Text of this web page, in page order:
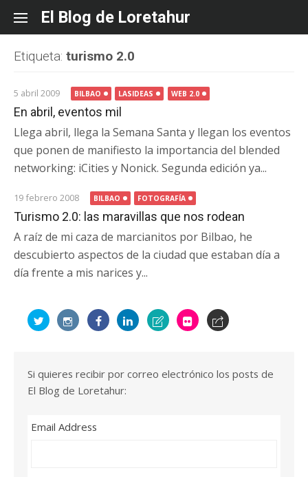
content
El Blog de Loretahur
Etiqueta: turismo 2.0
5 abril 2009 BILBAO LASIDEAS WEB 2.0
En abril, eventos mil
Llega abril, llega la Semana Santa y llegan los eventos
que ponen de manifiesto la importancia del blended
networking: iCities y Nonick. Segunda edición ya...
19 febrero 2008 BILBAO FOTOGRAFÍA
Turismo 2.0: las maravillas que nos rodean
A raíz de mi caza de marcianitos por Bilbao, he
descubierto aspectos de la ciudad que estaban día a
día frente a mis narices y...
Si quieres recibir por correo electrónico los posts de
El Blog de Loretahur:
Email Address